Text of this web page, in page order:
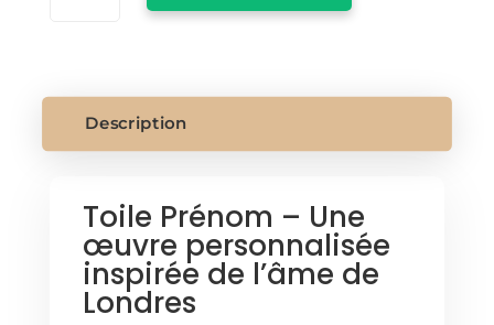
Description
Toile Prénom – Une
œuvre personnalisée
inspirée de l’âme de
Londres